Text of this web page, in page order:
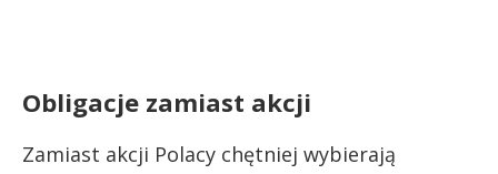
Obligacje zamiast akcji
Zamiast akcji Polacy chętniej wybierają